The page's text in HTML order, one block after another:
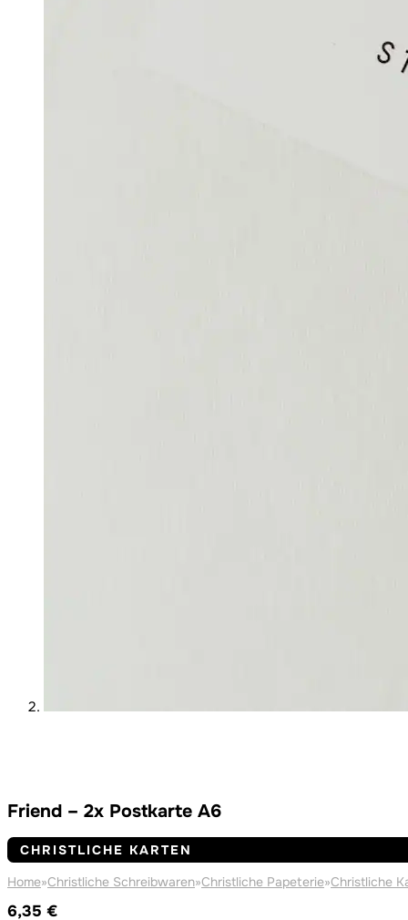
Friend – 2x Postkarte A6
CHRISTLICHE KARTEN
Home»Christliche Schreibwaren»Christliche Papeterie»Christliche
6,35 €